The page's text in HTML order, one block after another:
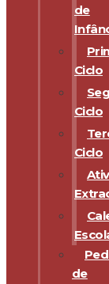
de
Ciclo
Ciclo
Ciclo
de